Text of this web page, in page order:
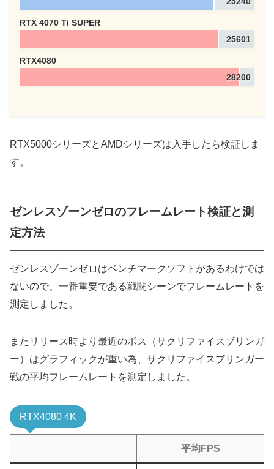
RTX 4070 Ti SUPER
25601
RTX4080
28200
RTX5000シリーズとAMDシリーズは入手したら検証しま
す。
ゼンレスゾーンゼロのフレームレート検証と測
定方法
ゼンレスゾーンゼロはベンチマークソフトがあるわけでは
ないので、一番重要である戦闘シーンでフレームレートを
測定しました。
またリリース時より最近のボス（サクリファイスブリンガ
ー）はグラフィックが重い為、サクリファイスブリンガー
戦の平均フレームレートを測定しました。
RTX4080 4K
平均FPS